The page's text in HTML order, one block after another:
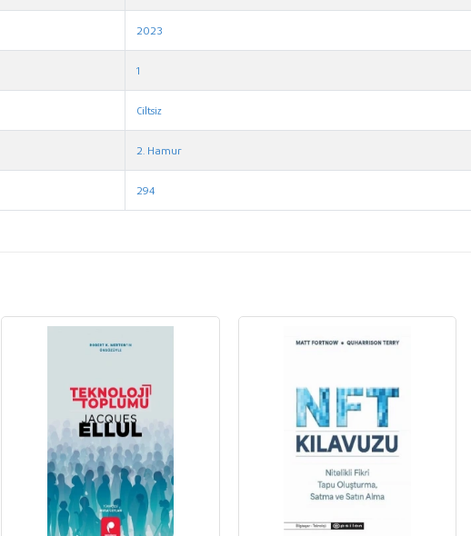
2023
1
Ciltsiz
2. Hamur
294